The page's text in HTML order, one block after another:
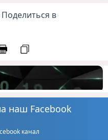
в
наш Facebook
канал